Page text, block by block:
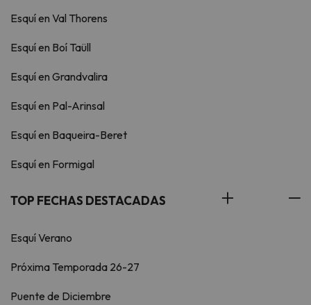
Esquí en Val Thorens
Esquí en Boí Taüll
Esquí en Grandvalira
Esquí en Pal-Arinsal
Esquí en Baqueira-Beret
Esquí en Formigal
TOP FECHAS DESTACADAS
Esquí Verano
Próxima Temporada 26-27
Puente de Diciembre